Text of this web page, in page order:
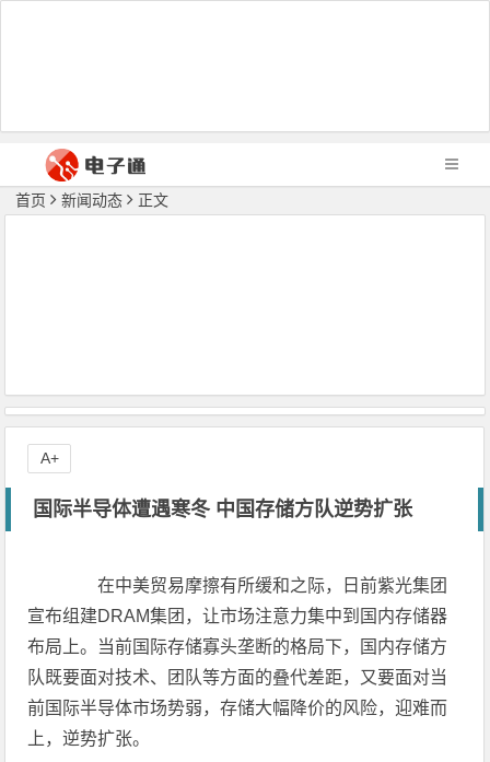
首页 新闻动态 正文
国际半导体遭遇寒冬 中国存储方队逆势扩张
在中美贸易摩擦有所缓和之际，日前紫光集团
宣布组建DRAM集团，让市场注意力集中到国内存储器
布局上。当前国际存储寡头垄断的格局下，国内存储方
队既要面对技术、团队等方面的叠代差距，又要面对当
前国际半导体市场势弱，存储大幅降价的风险，迎难而
上，逆势扩张。
A+